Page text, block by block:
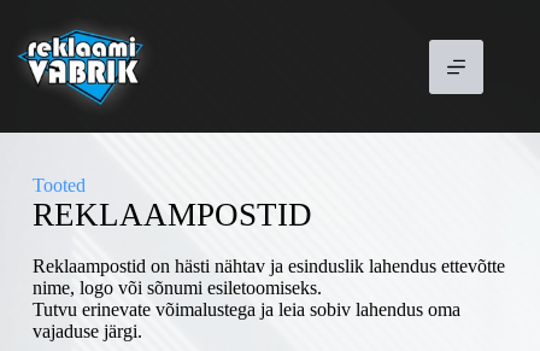
vahele
Tooted
REKLAAMPOSTID
Reklaampostid on hästi nähtav ja esinduslik lahendus ettevõtte
nime, logo või sõnumi esiletoomiseks.
Tutvu erinevate võimalustega ja leia sobiv lahendus oma
vajaduse järgi.